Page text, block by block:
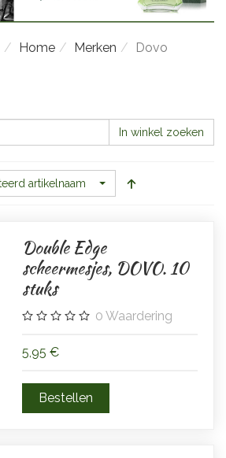
Home Merken Dovo
In winkel zoeken
artikelnaam
Double Edge
scheermesjes, DOVO. 10
stuks
0 Waardering
5,95 €